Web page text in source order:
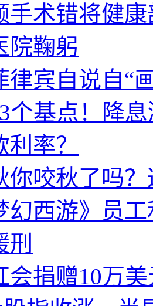
手术错将健
院鞠躬
律宾自说自“
个基点！降
利率？
你咬秋了吗
幻西游》员
会捐赠10万